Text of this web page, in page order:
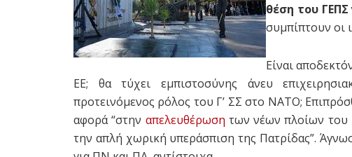
θέση του
συμπίπτουν οι
Είναι
ΕΕ; θα τύχει εμπιστοσύνης άνευ
προτεινόμενος ρόλος του Γ’ ΣΣ στο ΝΑΤΟ;
αφορά “στην απελευθέρωση των νέων πλοίων του
την απλή χωρική υπεράσπιση της Πατρίδας”.